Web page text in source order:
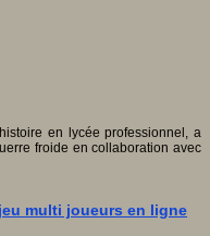
en lycée professionnel, a
froide en collaboration avec
multi joueurs en ligne